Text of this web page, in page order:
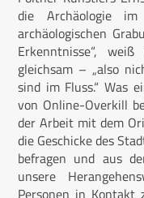
die Archäologie
archäologischen
Erkenntnisse“,
gleichsam – „also
sind im Fluss.“ Was
von Online-Overkill
der Arbeit mit dem
die Geschicke des
befragen und aus
unsere
Personen in Kontakt